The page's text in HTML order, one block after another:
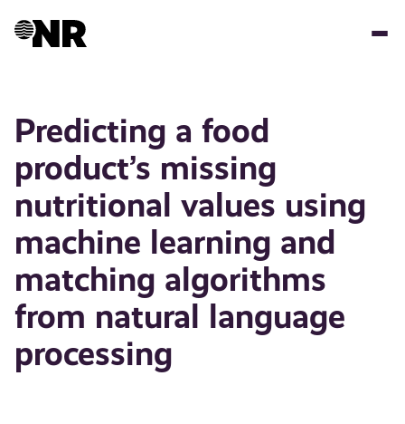
Predicting a food
product’s missing
nutritional values using
machine learning and
matching algorithms
from natural language
processing